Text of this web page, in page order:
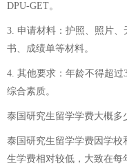
DPU-GET。
3. 申请材料：护照、照片
书、成绩单等材料。
4. 其他要求：年龄不得超
综合素质。
泰国研究生留学学费大概多
泰国研究生留学学费因学
生学费相对较低，大致在每